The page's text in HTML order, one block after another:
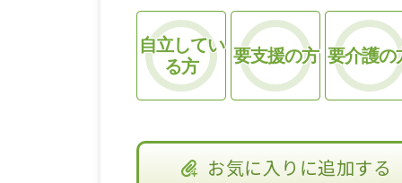
自立してい
る方
要支援の方 要介護の
お気に入り に追加する